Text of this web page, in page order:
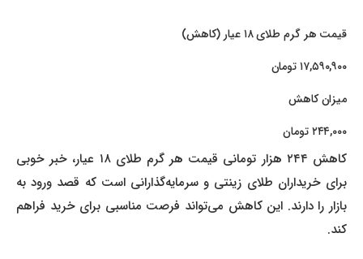
قیمت هر گرم طلای ۱۸ عیار (کاهش)
۱۷,۵۹۰,۹۰۰ تومان
میزان کاهش
۲۴۴,۰۰۰ تومان
کاهش ۲۴۴ هزار تومانی قیمت هر گرم طلای ۱۸ عیار، خبر خوبی
برای خریداران طلای زینتی و سرمایه‌گذارانی است که قصد ورود به
بازار را دارند. این کاهش می‌تواند فرصت مناسبی برای خرید فراهم
کند.